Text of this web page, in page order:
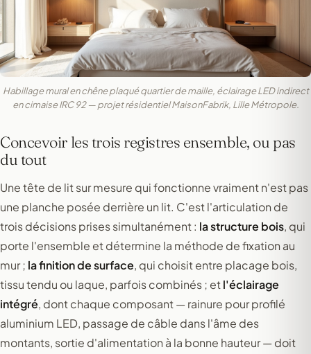
Habillage mural en chêne plaqué quartier de maille, éclairage LED indirect
en cimaise IRC 92 — projet résidentiel MaisonFabrik, Lille Métropole.
Concevoir les trois registres ensemble, ou pas
du tout
Une tête de lit sur mesure qui fonctionne vraiment n'est pas
une planche posée derrière un lit. C'est l'articulation de
trois décisions prises simultanément : la structure bois, qui
porte l'ensemble et détermine la méthode de fixation au
mur ; la finition de surface, qui choisit entre placage bois,
tissu tendu ou laque, parfois combinés ; etl'éclairage
intégré, dont chaque composant — rainure pour profilé
aluminium LED, passage de câble dans l'âme des
montants, sortie d'alimentation à la bonne hauteur — doit